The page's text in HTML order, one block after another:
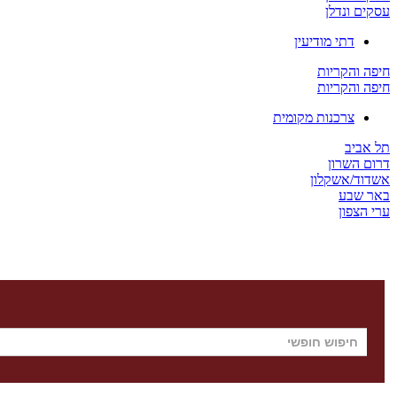
עסקים ונדלן
דתי מודיעין
חיפה והקריות
חיפה והקריות
צרכנות מקומית
תל אביב
דרום השרון
אשדוד/אשקלון
באר שבע
ערי הצפון